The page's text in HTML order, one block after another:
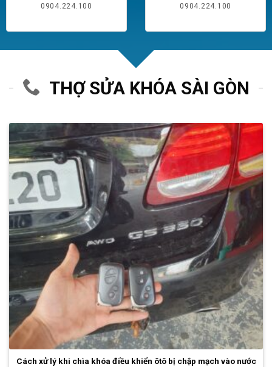
0904.224.100 0904.224.100
THỢ SỬA KHÓA SÀI GÒN
Cách xử lý khi chìa khóa điều khiển ôtô bị chập mạch vào nước